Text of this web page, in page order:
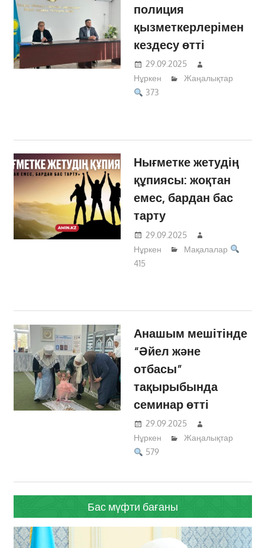
полиция
қызметкерлерімен
кездесу өтті
29.09.2025
Нұркен
Жаңалықтар
373
Нығметке жетудің
құпиясы: жоқтан
емес, бардан бас
тарту
29.09.2025
Нұркен
Мақалалар
415
Анашым мешітінде
“Әйел және
отбасы”
тақырыбында
семинар өтті
29.09.2025
Нұркен
Жаңалықтар
579
Бас мүфти бағаны